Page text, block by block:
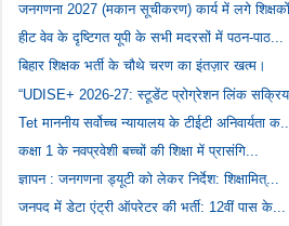
जनगणना 2027 (मकान सूचीकरण) कार्य में लगे
हीट वेव के दृष्टिगत यूपी के सभी मदरसों में पठन-पाठ...
बिहार शिक्षक भर्ती के चौथे चरण का इंतज़ार खत्म।
“UDISE+ 2026-27: स्टूडेंट प्रोग्रेशन लिंक
Tet माननीय सर्वोच्च न्यायालय के टीईटी अनिवार्यता क...
कक्षा 1 के नवप्रवेशी बच्चों की शिक्षा में प्रासंगि...
ज्ञापन : जनगणना ड्यूटी को लेकर निर्देश: शिक्षामित्...
जनपद में डेटा एंट्री ऑपरेटर की भर्ती: 12वीं पास के...